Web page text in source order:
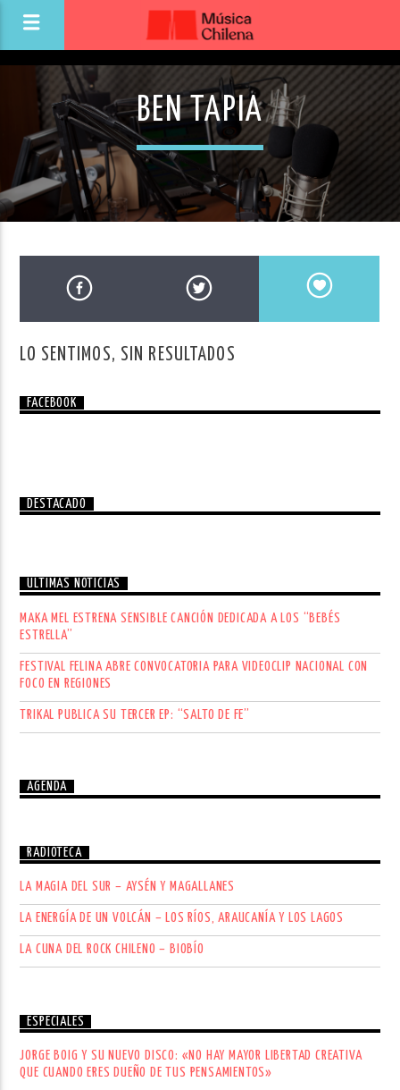
BEN TAPIA
LO SENTIMOS, SIN RESULTADOS
FACEBOOK
DESTACADO
ÚLTIMAS NOTICIAS
MAKA MEL ESTRENA SENSIBLE CANCIÓN DEDICADA A LOS “BEBÉS
ESTRELLA”
FESTIVAL FELINA ABRE CONVOCATORIA PARA VIDEOCLIP NACIONAL CON
FOCO EN REGIONES
TRIKAL PUBLICA SU TERCER EP: “SALTO DE FE”
AGENDA
RADIOTECA
LA MAGIA DEL SUR – AYSÉN Y MAGALLANES
LA ENERGÍA DE UN VOLCÁN – LOS RÍOS, ARAUCANÍA Y LOS LAGOS
LA CUNA DEL ROCK CHILENO – BIOBÍO
ESPECIALES
JORGE BOIG Y SU NUEVO DISCO: «NO HAY MAYOR LIBERTAD CREATIVA
QUE CUANDO ERES DUEÑO DE TUS PENSAMIENTOS»